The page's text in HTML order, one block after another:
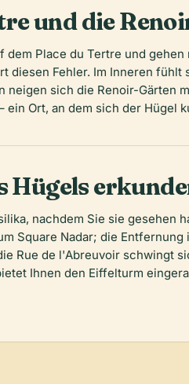
und die
Place du Tertre und
diesen Fehler. Im Inneren
neigen sich die Renoir-Gärten
Ort, an dem sich der Hügel
Hügels
nachdem Sie sie
Square Nadar; die
Rue de l'Abreuvoir schwingt
Ihnen den Eiffelturm